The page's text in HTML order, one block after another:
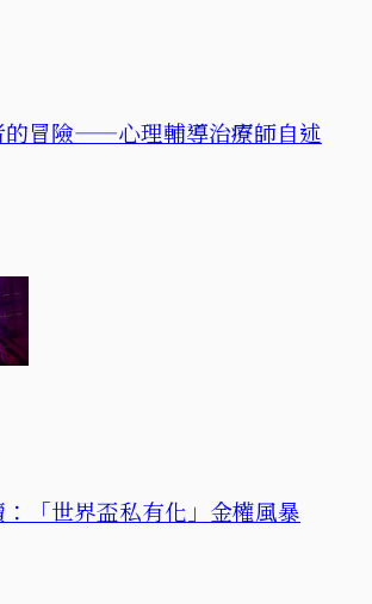
的冒險——心理輔導治療師自述
「世界盃私有化」金權風暴